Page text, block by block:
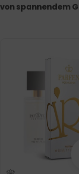
von spannendem